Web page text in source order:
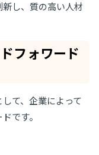
し、質の高い人材
フォワード
て、企業によって
です。